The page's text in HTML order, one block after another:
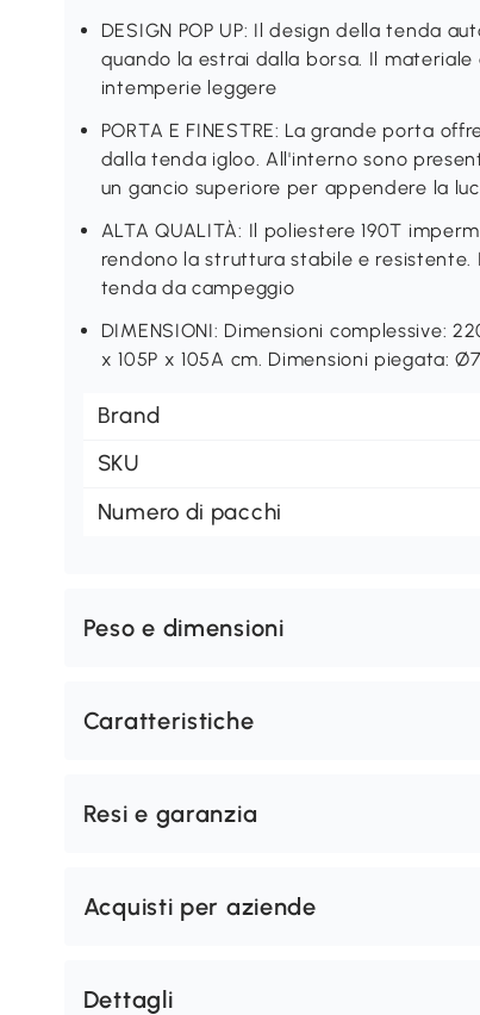
DESIGN POP UP: Il design della tenda
quando la estrai dalla borsa. Il
intemperie leggere
PORTA E FINESTRE: La grande porta
dalla tenda igloo. All'interno sono
un gancio superiore per appendere la
ALTA QUALITÀ: Il poliestere 190T
rendono la struttura stabile e
tenda da campeggio
DIMENSIONI: Dimensioni complessive:
x 105P x 105A cm. Dimensioni piegata:
Brand
SKU
Numero di pacchi
Peso e dimensioni
Caratteristiche
Resi e garanzia
Acquisti per aziende
Dettagli